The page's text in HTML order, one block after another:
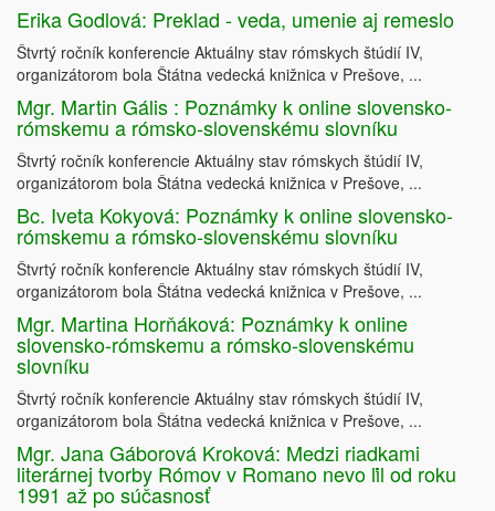
Erika Godlová: Preklad - veda, umenie aj remeslo
Štvrtý ročník konferencie Aktuálny stav rómskych štúdií IV,
organizátorom bola Štátna vedecká knižnica v Prešove, ...
Mgr. Martin Gális : Poznámky k online slovensko-
rómskemu a rómsko-slovenskému slovníku
Štvrtý ročník konferencie Aktuálny stav rómskych štúdií IV,
organizátorom bola Štátna vedecká knižnica v Prešove, ...
Bc. Iveta Kokyová: Poznámky k online slovensko-
rómskemu a rómsko-slovenskému slovníku
Štvrtý ročník konferencie Aktuálny stav rómskych štúdií IV,
organizátorom bola Štátna vedecká knižnica v Prešove, ...
Mgr. Martina Horňáková: Poznámky k online
slovensko-rómskemu a rómsko-slovenskému
slovníku
Štvrtý ročník konferencie Aktuálny stav rómskych štúdií IV,
organizátorom bola Štátna vedecká knižnica v Prešove, ...
Mgr. Jana Gáborová Kroková: Medzi riadkami
literárnej tvorby Rómov v Romano nevo ľil od roku
1991 až po súčasnosť